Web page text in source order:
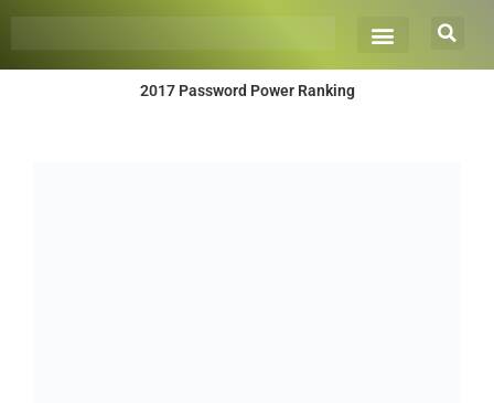
2017 Password Power Ranking